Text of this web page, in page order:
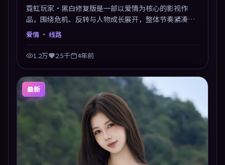
霓虹玩家·黑白修复版是一部以爱情为核心的影视作
品，围绕危机、反转与人物成长展开，整体节奏紧凑，
值得推荐观看。
爱情 · 线路
1.2万 2.5千 4年前
最新